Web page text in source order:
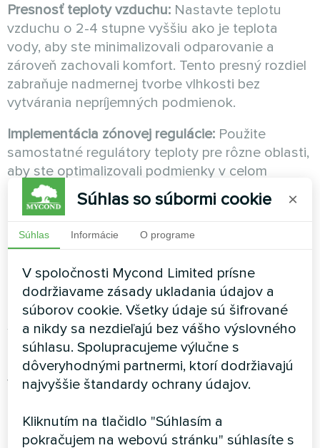
Presnosť teploty vzduchu: Nastavte teplotu
vzduchu o 2-4 stupne vyššiu ako je teplota
vody, aby ste minimalizovali odparovanie a
zároveň zachovali komfort. Tento presný rozdiel
zabraňuje nadmernej tvorbe vlhkosti bez
vytvárania nepríjemných podmienok.
Implementácia zónovej regulácie: Použite
samostatné regulátory teploty pre rôzne oblasti,
aby ste optimalizovali podmienky v celom
priestore. Priestory
bazéna, šatne a cirkulačné
priestory môžu vyžadovať rôzne nastavenia
Krok 4: Implementácia
zariadení profesionálnej triedy
Špecializované bazénové odvlhčovače:
Inštalujte zariadenia špeciálne navrhnuté pre
prostrediebazénovs komponentmi odolnými
voči korózii, vhodnými hodnotami výkonu a
HVAC.
Súhlas so súbormi cookie ×
Súhlas Informácie O programe
V spoločnosti Mycond Limited prísne
dodržiavame zásady ukladania údajov a
súborov cookie. Všetky údaje sú šifrované
a nikdy sa nezdieľajú bez vášho výslovného
súhlasu. Spolupracujeme výlučne s
dôveryhodnými partnermi, ktorí dodržiavajú
najvyššie štandardy ochrany údajov.
Kliknutím na tlačidlo "Súhlasím a
pokračujem na webovú stránku" súhlasíte s